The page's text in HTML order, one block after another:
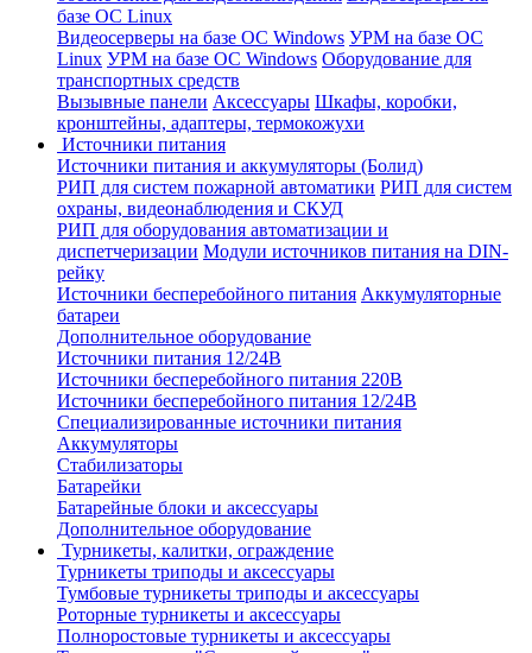
базе ОС Linux
Видеосерверы на базе ОС Windows УРМ на базе ОС
Linux УРМ на базе ОС Windows Оборудование для
транспортных средств
Вызывные панели Аксессуары Шкафы, коробки,
кронштейны, адаптеры, термокожухи
Источники питания
Источники питания и аккумуляторы (Болид)
РИП для систем пожарной автоматики РИП для систем
охраны, видеонаблюдения и СКУД
РИП для оборудования автоматизации и
диспетчеризации Модули источников питания на DIN-
рейку
Источники бесперебойного питания Аккумуляторные
батареи
Дополнительное оборудование
Источники питания 12/24В
Источники бесперебойного питания 220В
Источники бесперебойного питания 12/24В
Специализированные источники питания
Аккумуляторы
Стабилизаторы
Батарейки
Батарейные блоки и аксессуары
Дополнительное оборудование
Турникеты, калитки, ограждение
Турникеты триподы и аксессуары
Тумбовые турникеты триподы и аксессуары
Роторные турникеты и аксессуары
Полноростовые турникеты и аксессуары